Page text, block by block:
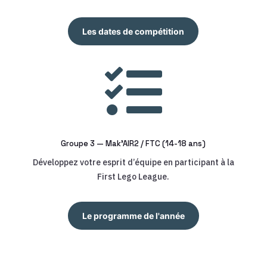
Les dates de compétition

Groupe 3 — Mak’AIR2 / FTC (14-18 ans)
Développez votre esprit d’équipe en participant à la
First Lego League.
Le programme de l'année